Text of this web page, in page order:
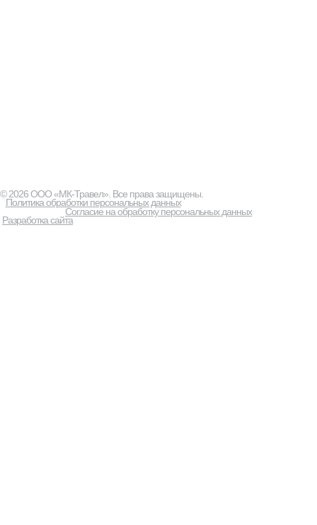
© 2026 ООО «МК-Травел». Все права защищены.
Политика обработки персональных данных
Согласие на обработку персональных данных
Разработка сайта